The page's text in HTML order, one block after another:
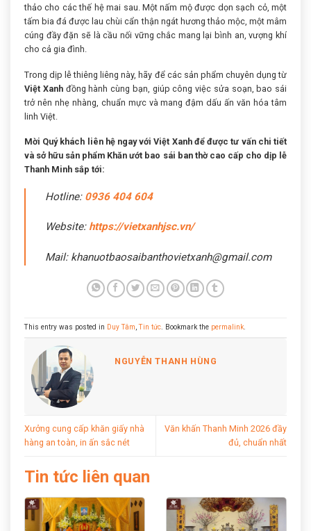
thảo cho các thế hệ mai sau. Một nấm mộ được dọn sạch cỏ, một
tấm bia đá được lau chùi cẩn thận ngát hương thảo mộc, một mâm
cúng đầy đặn sẽ là cầu nối vững chắc mang lại bình an, vượng khí
cho cả gia đình.
Trong dịp lễ thiêng liêng này, hãy để các sản phẩm chuyên dụng từ
Việt Xanhđồng hành cùng bạn, giúp công việc sửa soạn, bao sái
trở nên nhẹ nhàng, chuẩn mực và mang đậm dấu ấn văn hóa tâm
linh Việt.
Mời Quý khách liên hệ ngay với Việt Xanh để được tư vấn chi tiết
và sở hữu sản phẩm Khăn ướt bao sái ban thờ cao cấp cho dịp lễ
Thanh Minh sắp tới:
Hotline: 0936 404 604
Website: https://vietxanhjsc.vn/
Mail: khanuotbaosaibanthovietxanh@gmail.com
This entry was posted in Duy Tâm,Tin tức. Bookmark the permalink.
NGUYỄN THANH HÙNG
Xưởng cung cấp khăn giấy nhà
hàng an toàn, in ấn sắc nét
Văn khấn Thanh Minh 2026 đầy
đủ, chuẩn nhất
Tin tức liên quan